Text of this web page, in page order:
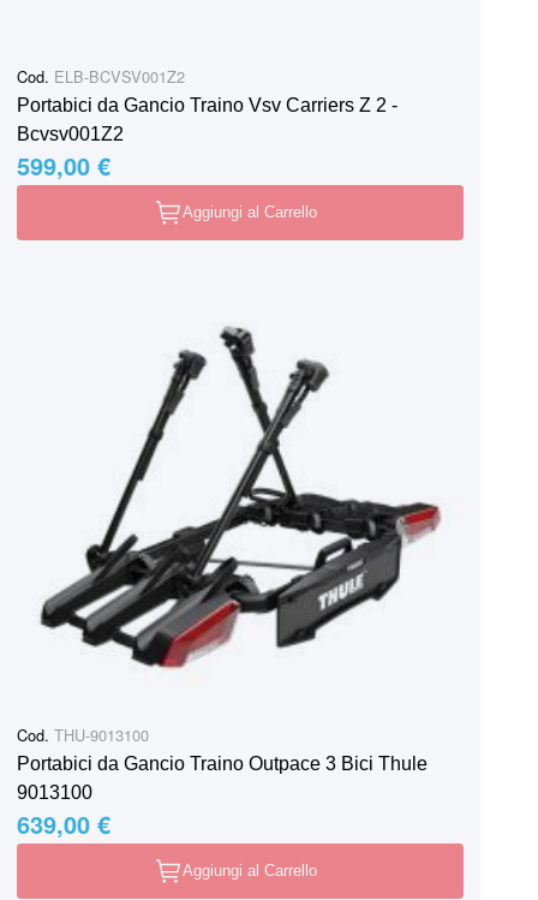
Cod. ELB-BCVSV001Z2
Portabici da Gancio Traino Vsv Carriers Z 2 -
Bcvsv001Z2
599,00 €
Aggiungi al Carrello
Cod. THU-9013100
Portabici da Gancio Traino Outpace 3 Bici Thule
9013100
639,00 €
Aggiungi al Carrello